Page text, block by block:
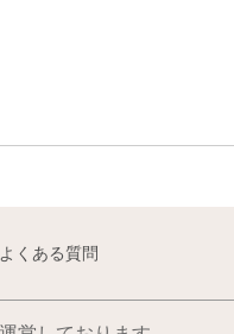
よくある質問